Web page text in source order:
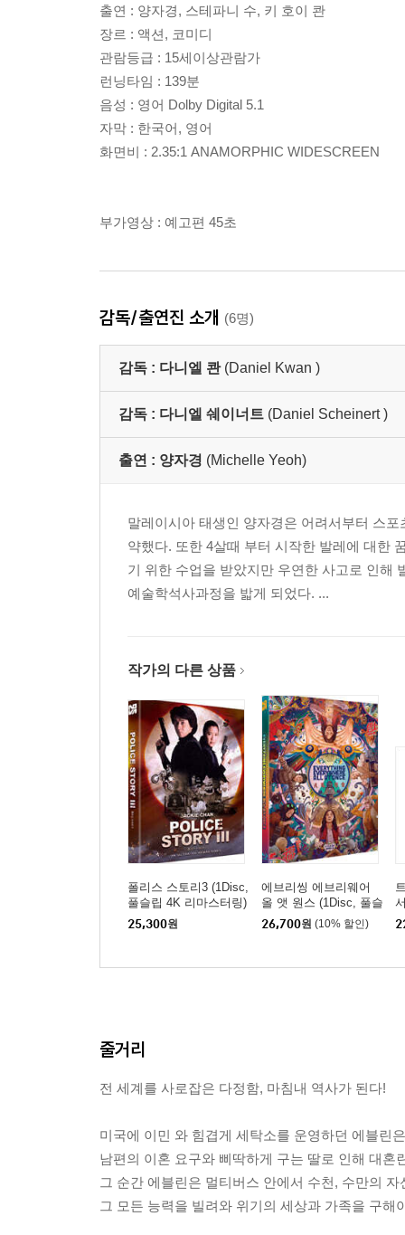
출연 : 양자경, 스테파니 수, 키 호이 콴
장르 : 액션, 코미디
관람등급 : 15세이상관람가
런닝타임 : 139분
음성 : 영어 Dolby Digital 5.1
자막 : 한국어, 영어
화면비 : 2.35:1 ANAMORPHIC WIDESCREEN
부가영상 : 예고편 45초
감독/출연진 소개 (6명)
감독 : 다니엘 콴 (Daniel Kwan )
감독 : 다니엘 쉐이너트 (Daniel Scheinert )
출연 : 양자경 (Michelle Yeoh)
말레이시아 태생인 양자경은 어려서부터 스
약했다. 또한 4살때 부터 시작한 발레에 대한
기 위한 수업을 받았지만 우연한 사고로 인해
예술학석사과정을 밟게 되었다. ...
작가의 다른 상품
폴리스 스토리3 (1Disc,
풀슬립 4K 리마스터링)
: 블루레이
25,300원
에브리씽 에브리웨어
올 앳 원스 (1Disc, 풀슬
립 일반판) : 블루레이
26,700원 (10% 할인)
줄거리
전 세계를 사로잡은 다정함, 마침내 역사가 된다!
미국에 이민 와 힘겹게 세탁소를 운영하던 에블린
남편의 이혼 요구와 삐딱하게 구는 딸로 인해 대혼
그 순간 에블린은 멀티버스 안에서 수천, 수만의
그 모든 능력을 빌려와 위기의 세상과 가족을 구해